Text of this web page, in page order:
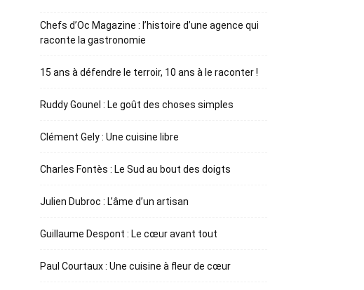
Chefs d’Oc Magazine : l’histoire d’une agence qui
raconte la gastronomie
15 ans à défendre le terroir, 10 ans à le raconter !
Ruddy Gounel : Le goût des choses simples
Clément Gely : Une cuisine libre
Charles Fontès : Le Sud au bout des doigts
Julien Dubroc : L’âme d’un artisan
Guillaume Despont : Le cœur avant tout
Paul Courtaux : Une cuisine à fleur de cœur